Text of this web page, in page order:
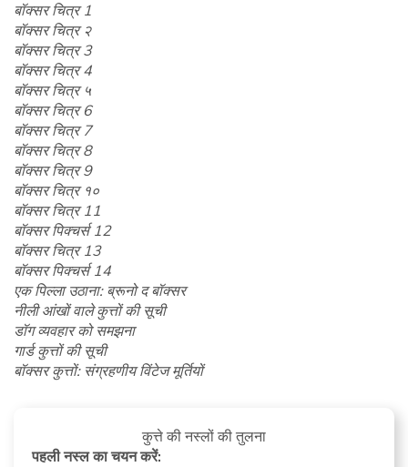
बॉक्सर चित्र 1
बॉक्सर चित्र २
बॉक्सर चित्र 3
बॉक्सर चित्र 4
बॉक्सर चित्र ५
बॉक्सर चित्र 6
बॉक्सर चित्र 7
बॉक्सर चित्र 8
बॉक्सर चित्र 9
बॉक्सर चित्र १०
बॉक्सर चित्र 11
बॉक्सर पिक्चर्स 12
बॉक्सर चित्र 13
बॉक्सर पिक्चर्स 14
एक पिल्ला उठाना: ब्रूनो द बॉक्सर
नीली आंखों वाले कुत्तों की सूची
डॉग व्यवहार को समझना
गार्ड कुत्तों की सूची
बॉक्सर कुत्तों: संग्रहणीय विंटेज मूर्तियों
कुत्ते की नस्लों की तुलना
पहली नस्ल का चयन करें: